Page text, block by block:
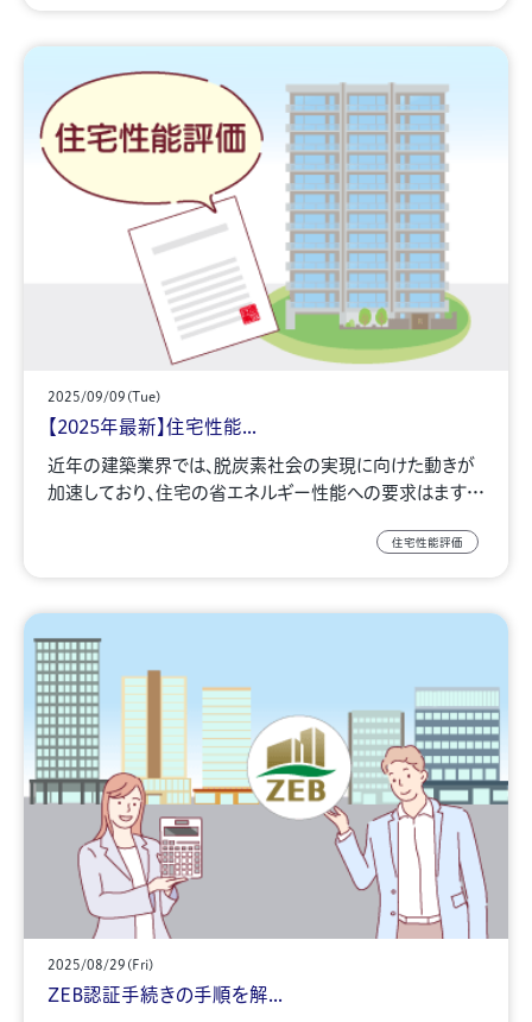
2025/09/09(Tue)
【2025年最新】住宅性能...
近年の建築業界では、脱炭素社会の実現に向けた動きが
加速しており、住宅の省エネルギー性能への要求はます…
住宅性能評価
2025/08/29(Fri)
ZEB認証手続きの手順を解...